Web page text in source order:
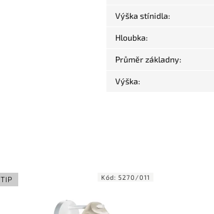
Výška stínidla:
Hloubka:
Průměr základny:
Výška:
TIP Kód: 5270/011